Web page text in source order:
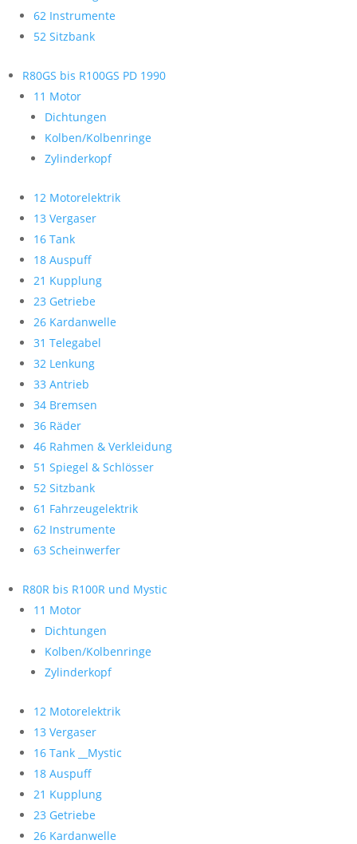
62 Instrumente
52 Sitzbank
R80GS bis R100GS PD 1990
11 Motor
Dichtungen
Kolben/Kolbenringe
Zylinderkopf
12 Motorelektrik
13 Vergaser
16 Tank
18 Auspuff
21 Kupplung
23 Getriebe
26 Kardanwelle
31 Telegabel
32 Lenkung
33 Antrieb
34 Bremsen
36 Räder
46 Rahmen & Verkleidung
51 Spiegel & Schlösser
52 Sitzbank
61 Fahrzeugelektrik
62 Instrumente
63 Scheinwerfer
R80R bis R100R und Mystic
11 Motor
Dichtungen
Kolben/Kolbenringe
Zylinderkopf
12 Motorelektrik
13 Vergaser
16 Tank __Mystic
18 Auspuff
21 Kupplung
23 Getriebe
26 Kardanwelle